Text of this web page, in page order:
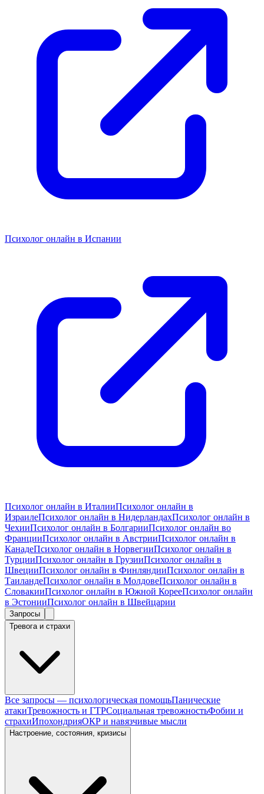
Психолог онлайн в Испании
Психолог онлайн в ИталииПсихолог онлайн в
ИзраилеПсихолог онлайн в НидерландахПсихолог онлайн в
ЧехииПсихолог онлайн в БолгарииПсихолог онлайн во
ФранцииПсихолог онлайн в АвстрииПсихолог онлайн в
КанадеПсихолог онлайн в НорвегииПсихолог онлайн в
ТурцииПсихолог онлайн в ГрузииПсихолог онлайн в
ШвецииПсихолог онлайн в ФинляндииПсихолог онлайн в
ТаиландеПсихолог онлайн в МолдовеПсихолог онлайн в
СловакииПсихолог онлайн в Южной КорееПсихолог онлайн
в ЭстонииПсихолог онлайн в Швейцарии
Запросы
Тревога и страхи
Все запросы — психологическая помощьПанические
атакиТревожность и ГТРСоциальная тревожностьФобии и
страхиИпохондрияОКР и навязчивые мысли
Настроение, состояния, кризисы